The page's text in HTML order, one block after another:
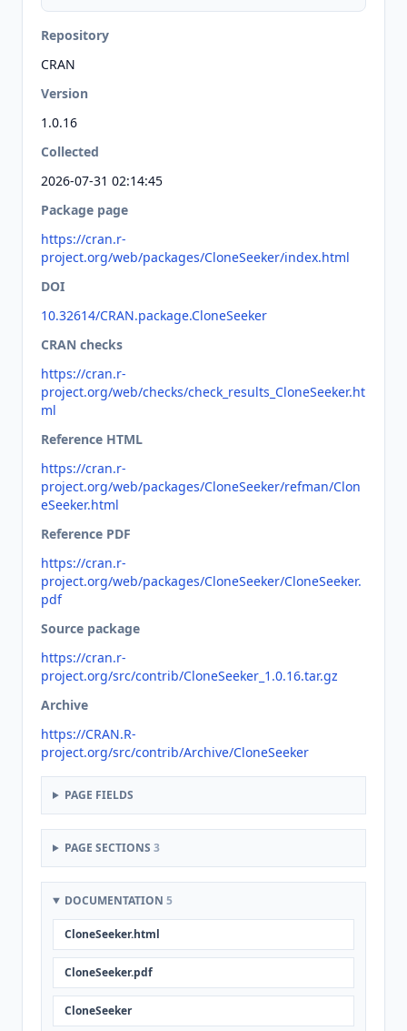
Repository
CRAN
Version
1.0.16
Collected
2026-07-31 02:14:45
Package page
https://cran.r-
project.org/web/packages/CloneSeeker/index.html
DOI
10.32614/CRAN.package.CloneSeeker
CRAN checks
https://cran.r-
project.org/web/checks/check_results_CloneSeeker.ht
ml
Reference HTML
https://cran.r-
project.org/web/packages/CloneSeeker/refman/Clon
eSeeker.html
Reference PDF
https://cran.r-
project.org/web/packages/CloneSeeker/CloneSeeker.
pdf
Source package
https://cran.r-
project.org/src/contrib/CloneSeeker_1.0.16.tar.gz
Archive
https://CRAN.R-
project.org/src/contrib/Archive/CloneSeeker
PAGE FIELDS
PAGE SECTIONS 3
DOCUMENTATION 5
CloneSeeker.html
CloneSeeker.pdf
CloneSeeker